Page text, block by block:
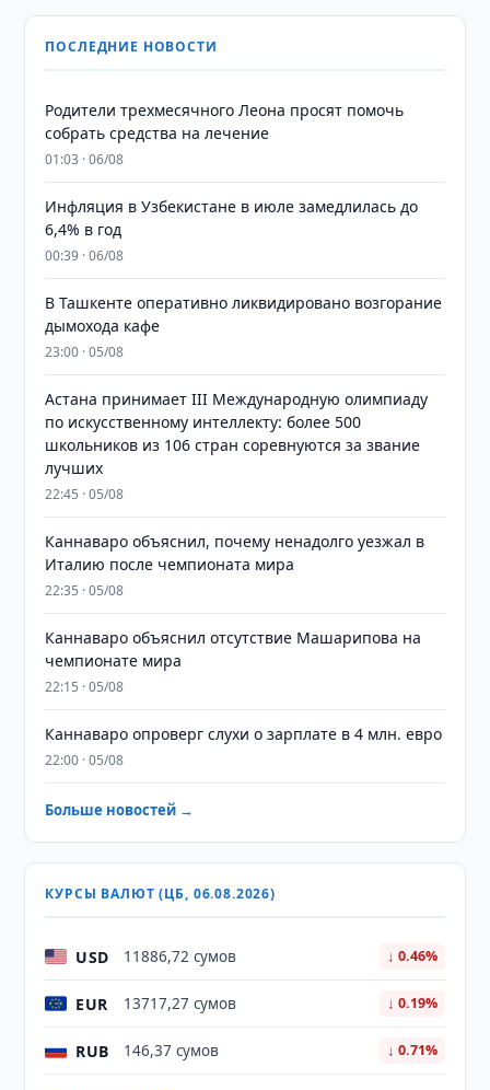
ПОСЛЕДНИЕ НОВОСТИ
Родители трехмесячного Леона просят помочь
собрать средства на лечение
01:03 · 06/08
Инфляция в Узбекистане в июле замедлилась до
6,4% в год
00:39 · 06/08
В Ташкенте оперативно ликвидировано возгорание
дымохода кафе
23:00 · 05/08
Астана принимает III Международную олимпиаду
по искусственному интеллекту: более 500
школьников из 106 стран соревнуются за звание
лучших
22:45 · 05/08
Каннаваро объяснил, почему ненадолго уезжал в
Италию после чемпионата мира
22:35 · 05/08
Каннаваро объяснил отсутствие Машарипова на
чемпионате мира
22:15 · 05/08
Каннаваро опроверг слухи о зарплате в 4 млн. евро
22:00 · 05/08
Больше новостей →
КУРСЫ ВАЛЮТ (ЦБ, 06.08.2026)
USD 11886,72 сумов ↓ 0.46%
EUR 13717,27 сумов ↓ 0.19%
RUB 146,37 сумов ↓ 0.71%